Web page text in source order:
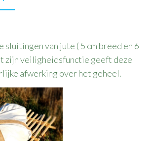
van jute ( 5 cm breed en 6
zijn veiligheidsfunctie geeft deze
afwerking over het geheel.